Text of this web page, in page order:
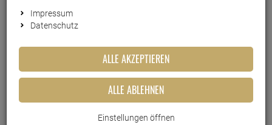
Campingaz FreezPack M30
10015307
Impressum
Datenschutz
ALLE AKZEPTIEREN
ALLE ABLEHNEN
Einstellungen öffnen